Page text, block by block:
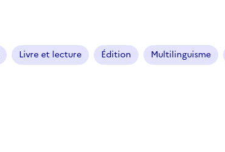
Livre et lecture Édition Multilinguisme